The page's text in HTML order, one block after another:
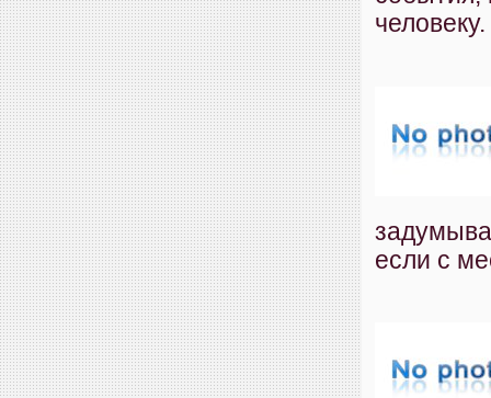
если с